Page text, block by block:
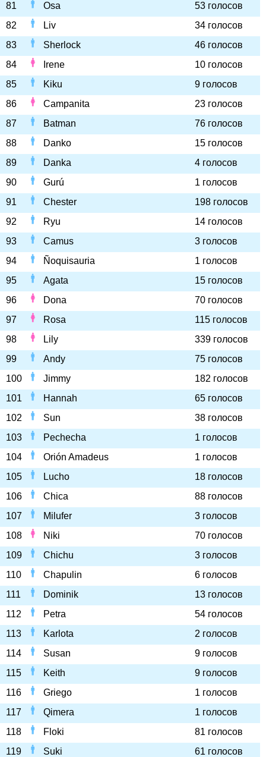
81
Osa
53 голосов
82
Liv
34 голосов
83
Sherlock
46 голосов
84
Irene
10 голосов
85
Kiku
9 голосов
86
Campanita
23 голосов
87
Batman
76 голосов
88
Danko
15 голосов
89
Danka
4 голосов
90
Gurú
1 голосов
91
Chester
198 голосов
92
Ryu
14 голосов
93
Camus
3 голосов
94
Ñoquisauria
1 голосов
95
Agata
15 голосов
96
Dona
70 голосов
97
Rosa
115 голосов
98
Lily
339 голосов
99
Andy
75 голосов
100
Jimmy
182 голосов
101
Hannah
65 голосов
102
Sun
38 голосов
103
Pechecha
1 голосов
104
Orión Amadeus
1 голосов
105
Lucho
18 голосов
106
Chica
88 голосов
107
Milufer
3 голосов
108
Niki
70 голосов
109
Chichu
3 голосов
110
Chapulin
6 голосов
111
Dominik
13 голосов
112
Petra
54 голосов
113
Karlota
2 голосов
114
Susan
9 голосов
115
Keith
9 голосов
116
Griego
1 голосов
117
Qimera
1 голосов
118
Floki
81 голосов
119
Suki
61 голосов